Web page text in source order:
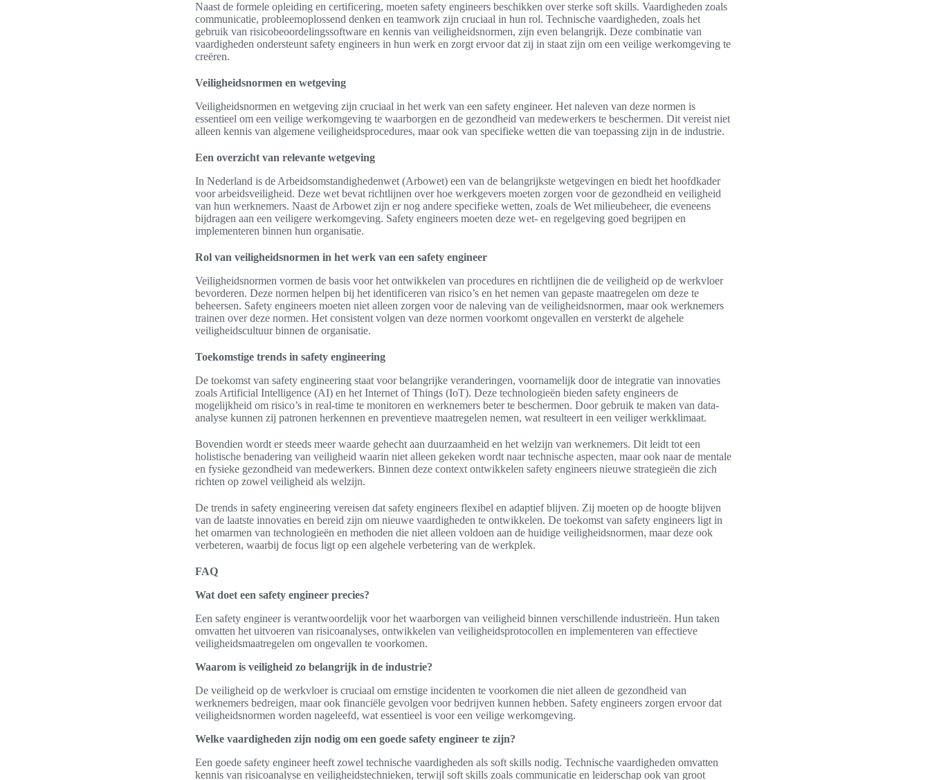
Naast de formele opleiding en certificering, moeten safety engineers beschikken over sterke soft skills. Vaardigheden zoals
communicatie, probleemoplossend denken en teamwork zijn cruciaal in hun rol. Technische vaardigheden, zoals het
gebruik van risicobeoordelingssoftware en kennis van veiligheidsnormen, zijn even belangrijk. Deze combinatie van
vaardigheden ondersteunt safety engineers in hun werk en zorgt ervoor dat zij in staat zijn om een veilige werkomgeving te
creëren.
Veiligheidsnormen en wetgeving
Veiligheidsnormen en wetgeving zijn cruciaal in het werk van een safety engineer. Het naleven van deze normen is
essentieel om een veilige werkomgeving te waarborgen en de gezondheid van medewerkers te beschermen. Dit vereist niet
alleen kennis van algemene veiligheidsprocedures, maar ook van specifieke wetten die van toepassing zijn in de industrie.
Een overzicht van relevante wetgeving
In Nederland is de Arbeidsomstandighedenwet (Arbowet) een van de belangrijkste wetgevingen en biedt het hoofdkader
voor arbeidsveiligheid. Deze wet bevat richtlijnen over hoe werkgevers moeten zorgen voor de gezondheid en veiligheid
van hun werknemers. Naast de Arbowet zijn er nog andere specifieke wetten, zoals de Wet milieubeheer, die eveneens
bijdragen aan een veiligere werkomgeving. Safety engineers moeten deze wet- en regelgeving goed begrijpen en
implementeren binnen hun organisatie.
Rol van veiligheidsnormen in het werk van een safety engineer
Veiligheidsnormen vormen de basis voor het ontwikkelen van procedures en richtlijnen die de veiligheid op de werkvloer
bevorderen. Deze normen helpen bij het identificeren van risico’s en het nemen van gepaste maatregelen om deze te
beheersen. Safety engineers moeten niet alleen zorgen voor de naleving van de veiligheidsnormen, maar ook werknemers
trainen over deze normen. Het consistent volgen van deze normen voorkomt ongevallen en versterkt de algehele
veiligheidscultuur binnen de organisatie.
Toekomstige trends in safety engineering
De toekomst van safety engineering staat voor belangrijke veranderingen, voornamelijk door de integratie van innovaties
zoals Artificial Intelligence (AI) en het Internet of Things (IoT). Deze technologieën bieden safety engineers de
mogelijkheid om risico’s in real-time te monitoren en werknemers beter te beschermen. Door gebruik te maken van data-
analyse kunnen zij patronen herkennen en preventieve maatregelen nemen, wat resulteert in een veiliger werkklimaat.
Bovendien wordt er steeds meer waarde gehecht aan duurzaamheid en het welzijn van werknemers. Dit leidt tot een
holistische benadering van veiligheid waarin niet alleen gekeken wordt naar technische aspecten, maar ook naar de mentale
en fysieke gezondheid van medewerkers. Binnen deze context ontwikkelen safety engineers nieuwe strategieën die zich
richten op zowel veiligheid als welzijn.
De trends in safety engineering vereisen dat safety engineers flexibel en adaptief blijven. Zij moeten op de hoogte blijven
van de laatste innovaties en bereid zijn om nieuwe vaardigheden te ontwikkelen. De toekomst van safety engineers ligt in
het omarmen van technologieën en methoden die niet alleen voldoen aan de huidige veiligheidsnormen, maar deze ook
verbeteren, waarbij de focus ligt op een algehele verbetering van de werkplek.
FAQ
Wat doet een safety engineer precies?
Een safety engineer is verantwoordelijk voor het waarborgen van veiligheid binnen verschillende industrieën. Hun taken
omvatten het uitvoeren van risicoanalyses, ontwikkelen van veiligheidsprotocollen en implementeren van effectieve
veiligheidsmaatregelen om ongevallen te voorkomen.
Waarom is veiligheid zo belangrijk in de industrie?
De veiligheid op de werkvloer is cruciaal om ernstige incidenten te voorkomen die niet alleen de gezondheid van
werknemers bedreigen, maar ook financiële gevolgen voor bedrijven kunnen hebben. Safety engineers zorgen ervoor dat
veiligheidsnormen worden nageleefd, wat essentieel is voor een veilige werkomgeving.
Welke vaardigheden zijn nodig om een goede safety engineer te zijn?
Een goede safety engineer heeft zowel technische vaardigheden als soft skills nodig. Technische vaardigheden omvatten
kennis van risicoanalyse en veiligheidstechnieken, terwijl soft skills zoals communicatie en leiderschap ook van groot